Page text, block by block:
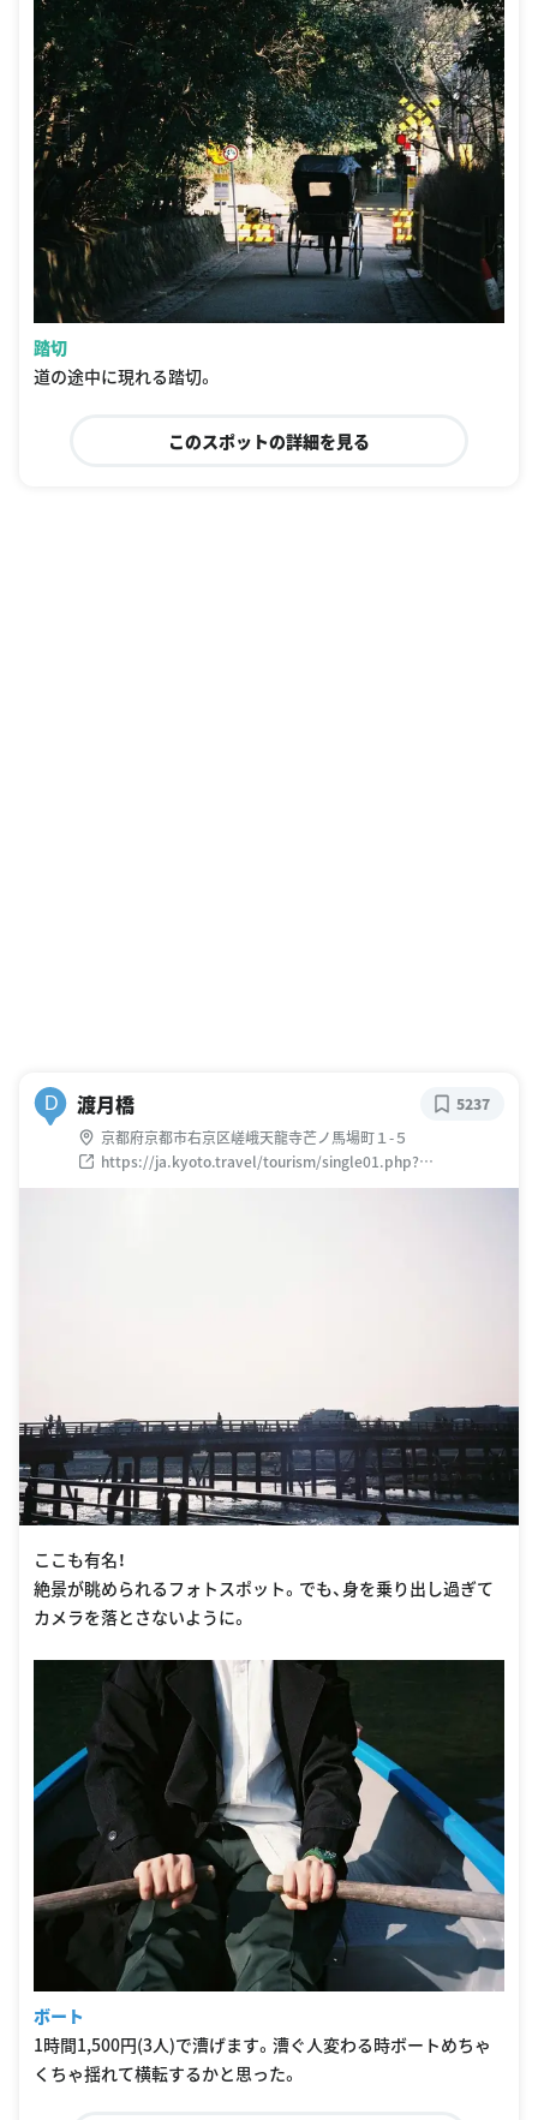
踏切
道の途中に現れる踏切。
このスポットの詳細を見る
D 渡月橋
京都府京都市右京区嵯峨天龍寺芒ノ馬場町１-５
https://ja.kyoto.travel/tourism/single01.php?
5237
ここも有名！
絶景が眺められるフォトスポット。でも、身を乗り出し過ぎて
カメラを落とさないように。
ボート
1時間1,500円(3人)で漕げます。漕ぐ人変わる時ボートめちゃ
くちゃ揺れて横転するかと思った。